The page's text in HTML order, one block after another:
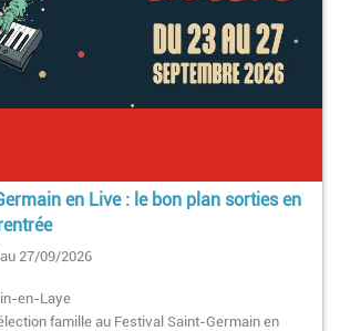
en Live : le bon plan sorties en
27/09/2026
en-Laye
famille au Festival Saint-Germain en